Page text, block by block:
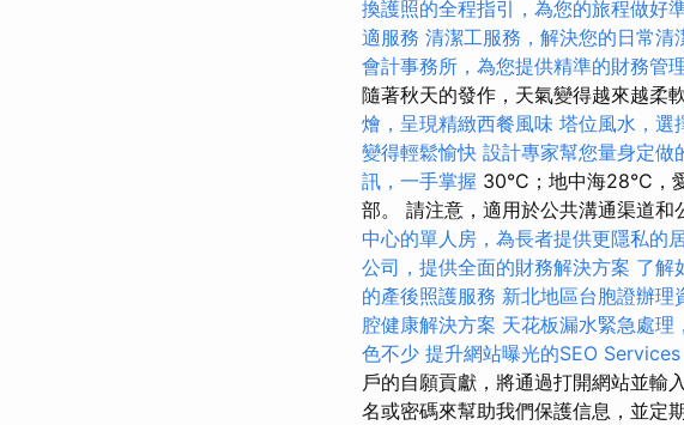
換護照的全程指引，為您的旅程做好
適服務 清潔工服務，解決您的日常清
會計事務所，為您提供精準的財務管
隨著秋天的發作，天氣變得越來越柔
燴，呈現精緻西餐風味 塔位風水，選
變得輕鬆愉快 設計專家幫您量身定做
訊，一手掌握 30°C；地中海28°C，
部。 請注意，適用於公共溝通渠道和
中心的單人房，為長者提供更隱私的
公司，提供全面的財務解決方案 了解
的產後照護服務 新北地區台胞證辦理
腔健康解決方案 天花板漏水緊急處理
色不少 提升網站曝光的SEO Services
戶的自願貢獻，將通過打開網站並輸
名或密碼來幫助我們保護信息，並定